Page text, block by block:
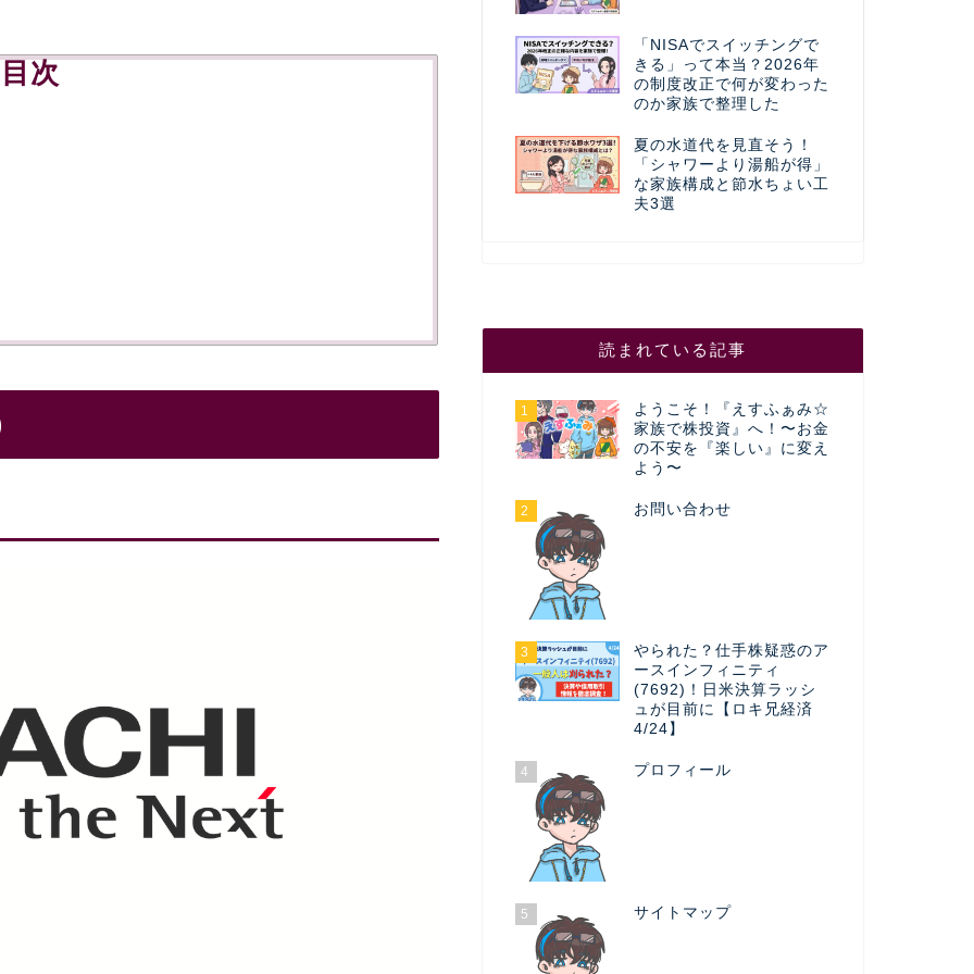
目次
「NISAでスイッチングで
きる」って本当？2026年
の制度改正で何が変わった
のか家族で整理した
夏の水道代を見直そう！
「シャワーより湯船が得」
な家族構成と節水ちょい工
夫3選
読まれている記事
1
ようこそ！『えすふぁみ☆
家族で株投資』へ！〜お金
の不安を『楽しい』に変え
よう〜
2 お問い合わせ
3
やられた？仕手株疑惑のア
ースインフィニティ
(7692)！日米決算ラッシ
ュが目前に【ロキ兄経済
4/24】
4 プロフィール
5 サイトマップ